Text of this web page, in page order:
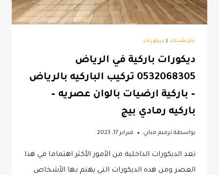
بارتشنات ديكورات
ديكورات باركية في الرياض
0532068305 تركيب الباركيه بالرياض
– باركية ارضيات بالوان عصريه –
باركيه رمادي بيج
بواسطة ترميم مباني فبراير 17, 2023
تعد الديكورات الداخلية من الأمور الأكثر اهتماما في هذا
العصر ومن هذه الديكورات التي يهتم بها الأشخاص